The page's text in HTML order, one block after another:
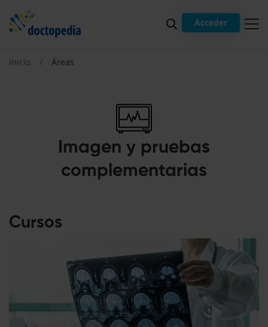
Acceder
Imagen y pruebas
complementarias
Inicio Áreas
Cursos